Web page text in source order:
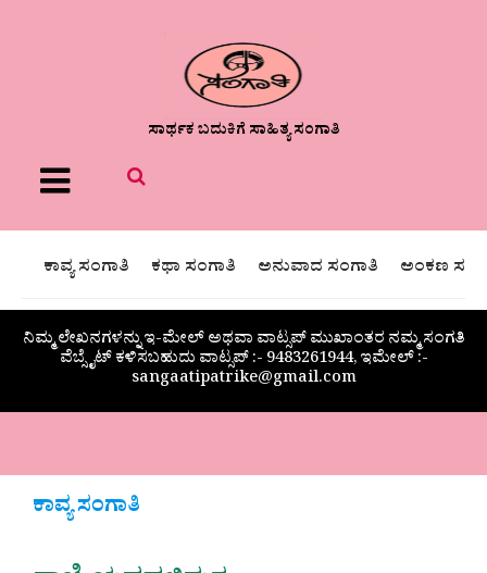
ಸಾರ್ಥಕ ಬದುಕಿಗೆ ಸಾಹಿತ್ಯ ಸಂಗಾತಿ
Menu
ಕಾವ್ಯ ಸಂಗಾತಿ ಕಥಾ ಸಂಗಾತಿ ಅನುವಾದ ಸಂಗಾತಿ ಅಂಕಣ
ನಿಮ್ಮ ಲೇಖನಗಳನ್ನು ಇ-ಮೇಲ್ ಅಥವಾ ವಾಟ್ಸಪ್ ಮುಖಾಂತರ ನಮ್ಮ ಸಂಗತಿ
ವೆಬ್ಸೈಟ್ ಕಳಿಸಬಹುದು ವಾಟ್ಸಪ್‌ :- 9483261944, ಇಮೇಲ್ :-
sangaatipatrike@gmail.com
ಕಾವ್ಯ ಸಂಗಾತಿ